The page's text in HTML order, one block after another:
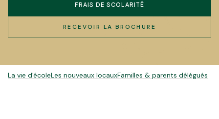
FRAIS DE SCOLARITÉ
RECEVOIR LA BROCHURE
La vie d'écoleLes nouveaux locauxFamilles & parents délégués